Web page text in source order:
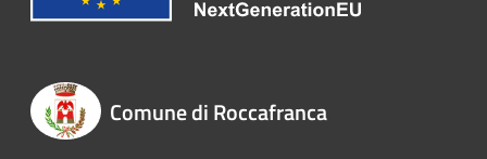
Comune di Roccafranca